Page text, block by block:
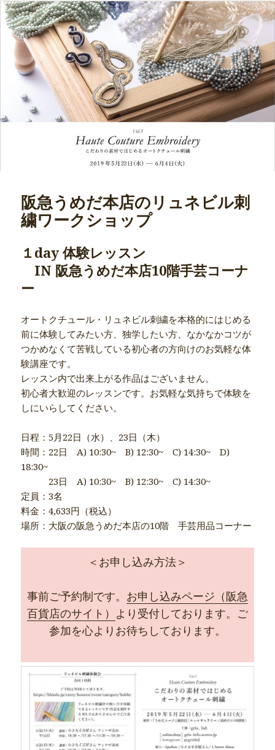
ー
阪急うめだ本店のリュネビル刺
繍ワークショップ
１day 体験レッスン
IN 阪急うめだ本店10階手芸コーナ
ー
オートクチュール・リュネビル刺繍を本格的にはじめる
前に体験してみたい方、独学したい方、なかなかコツが
つかめなくて苦戦している初心者の方向けのお気軽な体
験講座です。
レッスン内で出来上がる作品はございません。
初心者大歓迎のレッスンです。お気軽な気持ちで体験を
しにいらしてください。
日程：5月22日（水）、23日（木）
時間：22日 A) 10:30~ B) 12:30~ C) 14:30~ D)
18:30~
23日 A) 10:30~ B) 12:30~ C) 14:30~
定員：3名
料金：4,633円（税込）
場所：大阪の阪急うめだ本店の10階 手芸用品コーナー
＜お申し込み方法＞
事前ご予約制です。 お申し込みページ（阪急
百貨店のサイト） より受付しております。ご
参加を心よりお待ちしております。